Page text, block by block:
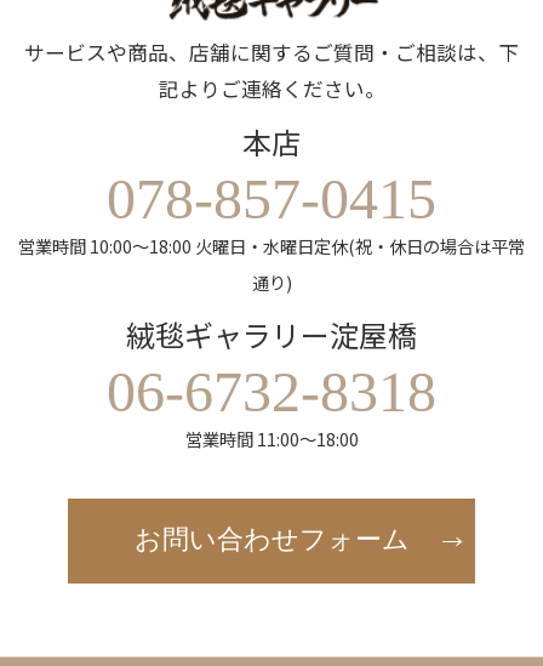
サービスや商品、店舗に関するご質問・ご相談は、下
記よりご連絡ください。
本店
078-857-0415
営業時間 10:00～18:00 火曜日・水曜日定休(祝・休日の場合は平常
通り)
絨毯ギャラリー淀屋橋
06-6732-8318
営業時間 11:00～18:00
お問い合わせフォーム